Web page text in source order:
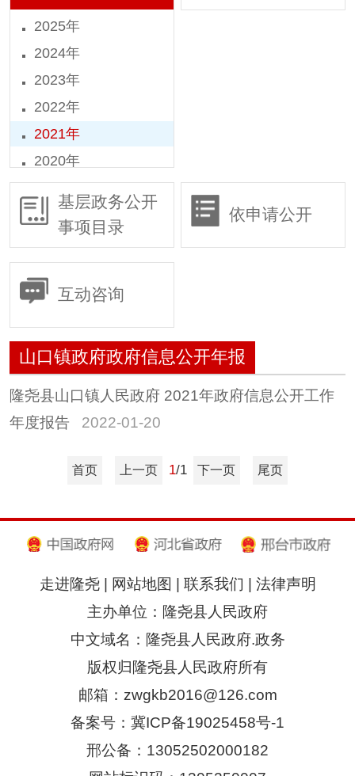
2025年
2024年
2023年
2022年
2021年
2020年
2019年
2018年
基层政务公开
事项目录
依申请公开
互动咨询
山口镇政府政府信息公开年报
隆尧县山口镇人民政府 2021年政府信息公开工作
年度报告
2022-01-20
首页 上一页 1/1 下一页 尾页
走进隆尧| 网站地图 联系我们
法律声明
主办单位：隆尧县人民政府
中文域名：隆尧县人民政府.政务
版权归隆尧县人民政府所有
邮箱：zwgkb2016@126.com
备案号：冀ICP备19025458号-1
邢公备：13052502000182